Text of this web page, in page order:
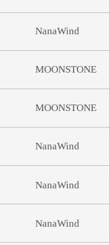
そ
て と
ほ
め も
よ
NanaWind
MOONSTONE
MOONSTONE
NanaWind
NanaWind
NanaWind